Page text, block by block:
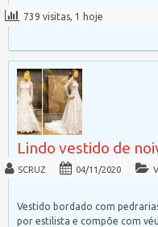
739 visitas, 1 hoje
Lindo vestido de
SCRUZ 04/11/2020
Vestido bordado com
por estilista e compõe com